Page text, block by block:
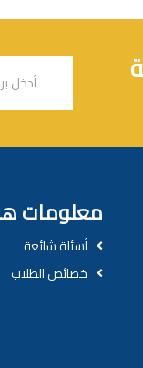
معلومات
أسئلة شائعة
خصائص الطلاب